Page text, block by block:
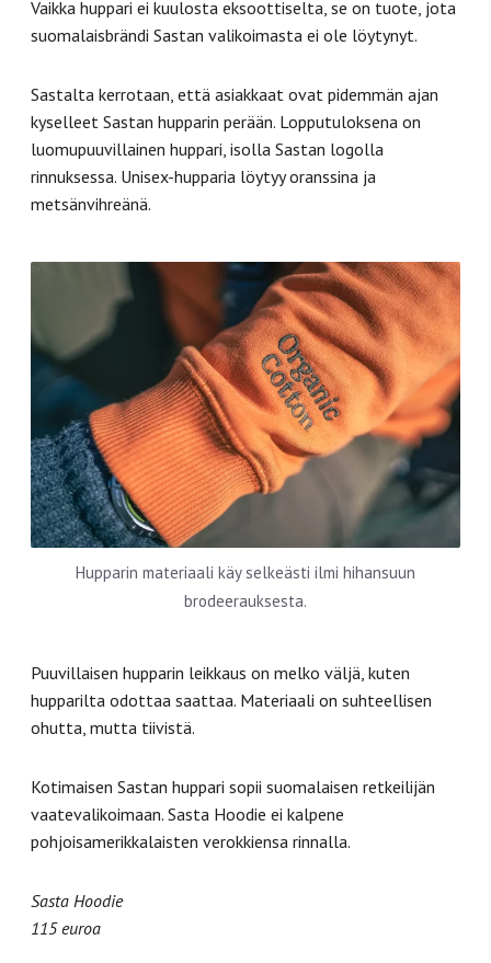
Vaikka huppari ei kuulosta eksoottiselta, se on tuote, jota
suomalaisbrändi Sastan valikoimasta ei ole löytynyt.
Sastalta kerrotaan, että asiakkaat ovat pidemmän ajan
kyselleet Sastan hupparin perään. Lopputuloksena on
luomupuuvillainen huppari, isolla Sastan logolla
rinnuksessa. Unisex-hupparia löytyy oranssina ja
metsänvihreänä.
Hupparin materiaali käy selkeästi ilmi hihansuun
brodeerauksesta.
Puuvillaisen hupparin leikkaus on melko väljä, kuten
hupparilta odottaa saattaa. Materiaali on suhteellisen
ohutta, mutta tiivistä.
Kotimaisen Sastan huppari sopii suomalaisen retkeilijän
vaatevalikoimaan. Sasta Hoodie ei kalpene
pohjoisamerikkalaisten verokkiensa rinnalla.
Sasta Hoodie
115 euroa